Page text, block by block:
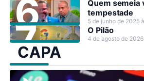
Quem semeia
tempestade
5 de junho de 2025
O Pilão
4 de agosto de
CAPA